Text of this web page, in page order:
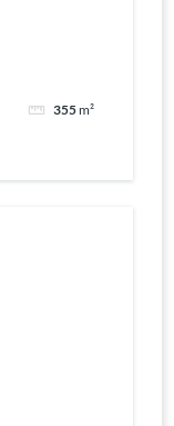
355m²